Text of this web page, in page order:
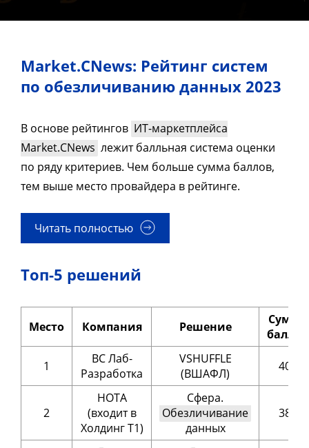
Market.CNews: Рейтинг систем
по обезличиванию данных 2023
В основе рейтингов ИТ-маркетплейса
Market.CNews лежит балльная система оценки
по ряду критериев. Чем больше сумма баллов,
тем выше место провайдера в рейтинге.
Читать полностью
Топ-5 решений
Место Компания Решение
Сумма
баллов
1
ВС Лаб-
Разработка
VSHUFFLE
(ВШАФЛ)
407
2
НОТА
(входит в
Холдинг Т1)
Сфера.
Обезличивание
данных
381